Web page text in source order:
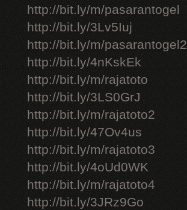
http://bit.ly/m/pasarantogel
http://bit.ly/3Lv5Iuj
http://bit.ly/m/pasarantogel2
http://bit.ly/4nKskEk
http://bit.ly/m/rajatoto
http://bit.ly/3LS0GrJ
http://bit.ly/m/rajatoto2
http://bit.ly/47Ov4us
http://bit.ly/m/rajatoto3
http://bit.ly/4oUd0WK
http://bit.ly/m/rajatoto4
http://bit.ly/3JRz9Go